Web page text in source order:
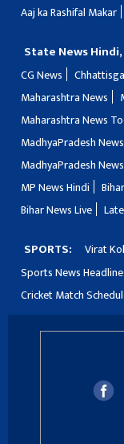
Aaj ka Rashifal Makar
State News Hindi,
CG News
Maharashtra News
Maharashtra News
MadhyaPradesh News
MadhyaPradesh
MP News Hindi
Bihar News Live
SPORTS: Virat
Sports News
Cricket Match